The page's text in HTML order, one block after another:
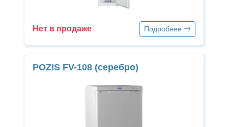
Нет в продаже Подробнее
POZIS FV-108 (серебро)